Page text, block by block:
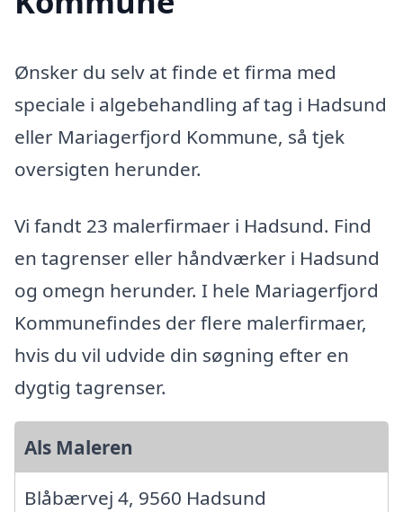
Ønsker du selv at finde et firma med
speciale i algebehandling af tag i Hadsund
eller Mariagerfjord Kommune, så tjek
oversigten herunder.
Vi fandt 23 malerfirmaer i Hadsund. Find
en tagrenser eller håndværker i Hadsund
og omegn herunder. I hele Mariagerfjord
Kommunefindes der flere malerfirmaer,
hvis du vil udvide din søgning efter en
dygtig tagrenser.
Als Maleren
Blåbærvej 4, 9560 Hadsund